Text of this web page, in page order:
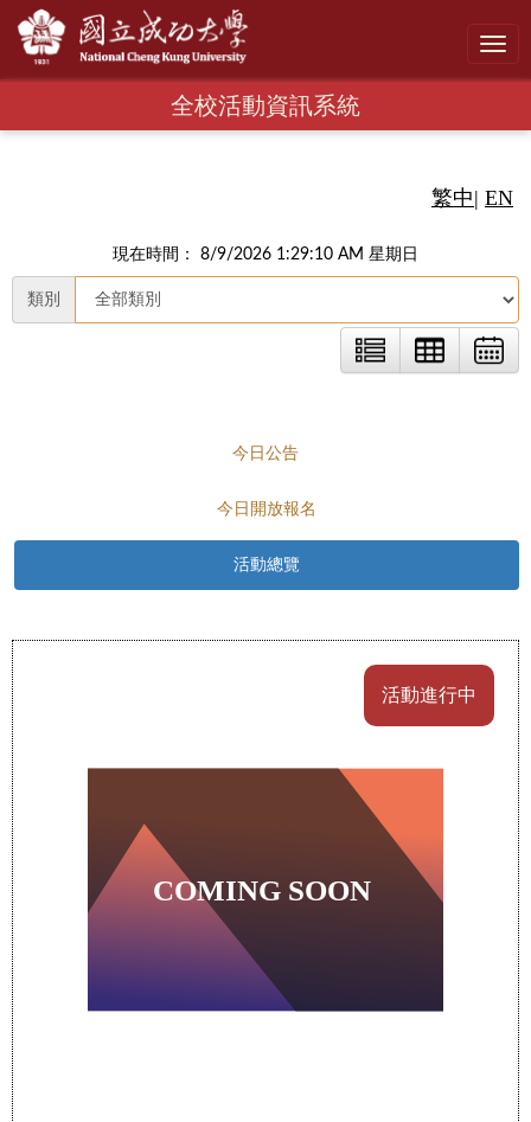
全校活動資訊系統
繁中| EN
現在時間： 8/9/2026 1:29:11 AM 星期日
類別
今日公告
今日開放報名
活動總覽
活動進行中